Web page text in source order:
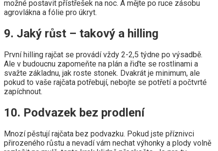
možné postavit přístřešek na noc. A mějte po ruce zásobu
agrovlákna a fólie pro úkryt.
9. Jaký růst – takový a hilling
První hilling rajčat se provádí vždy 2-2,5 týdne po výsadbě.
Ale v budoucnu zapomeňte na plán a řiďte se rostlinami a
svažte základnu, jak roste stonek. Dvakrát je minimum, ale
pokud to vaše rajčata potřebují, nebojte se potřetí a počtvrté
zapíchnout.
10. Podvazek bez prodlení
Mnozí pěstují rajčata bez podvazku. Pokud jste příznivci
přirozeného růstu a nevadí vám nechat výhonky a plody volně